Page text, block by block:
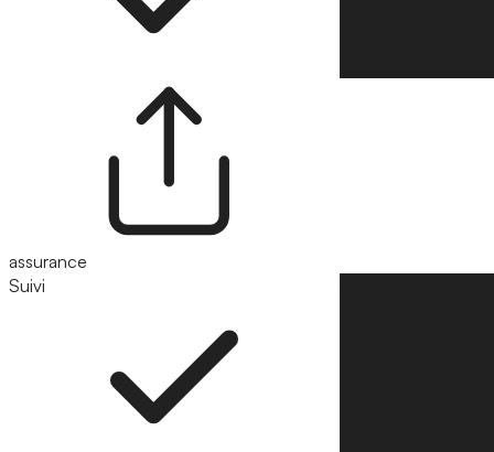
assurance
Suivi